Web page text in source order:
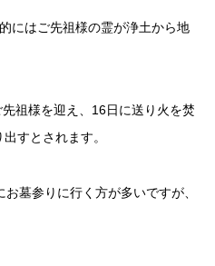
にはご先祖様の霊が浄土から地
祖様を迎え、16日に送り火を焚
すとされます。
墓参りに行く方が多いですが、